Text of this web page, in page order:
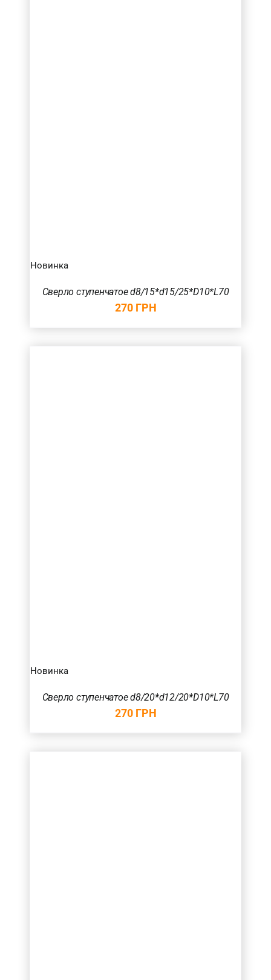
Новинка
Сверло ступенчатое d8/15*d15/25*D10*L70
270 ГРН
Новинка
Сверло ступенчатое d8/20*d12/20*D10*L70
270 ГРН